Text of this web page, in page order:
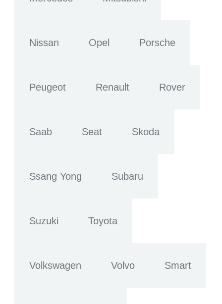
Nissan Opel Porsche
Peugeot Renault Rover
Saab Seat Skoda
Ssang Yong Subaru
Suzuki Toyota
Volkswagen Volvo Smart